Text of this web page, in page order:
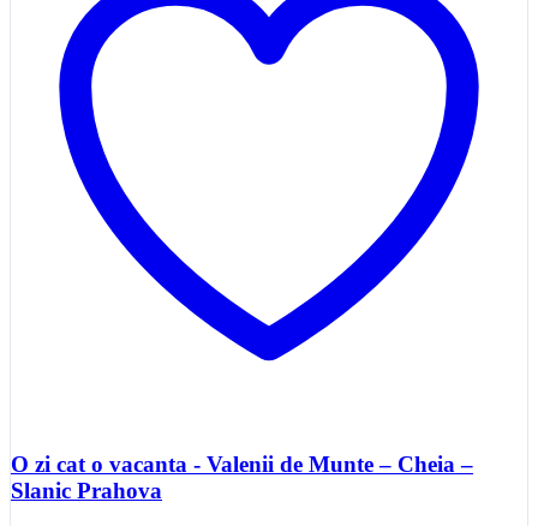
O zi cat o vacanta - Valenii de Munte – Cheia –
Slanic Prahova